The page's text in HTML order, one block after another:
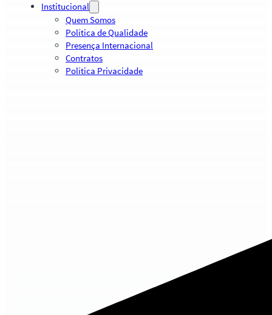
Institucional
Quem Somos
Política de Qualidade
Presença Internacional
Contratos
Política Privacidade